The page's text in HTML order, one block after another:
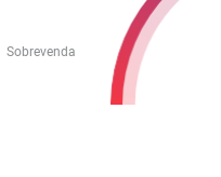
Sobrevenda